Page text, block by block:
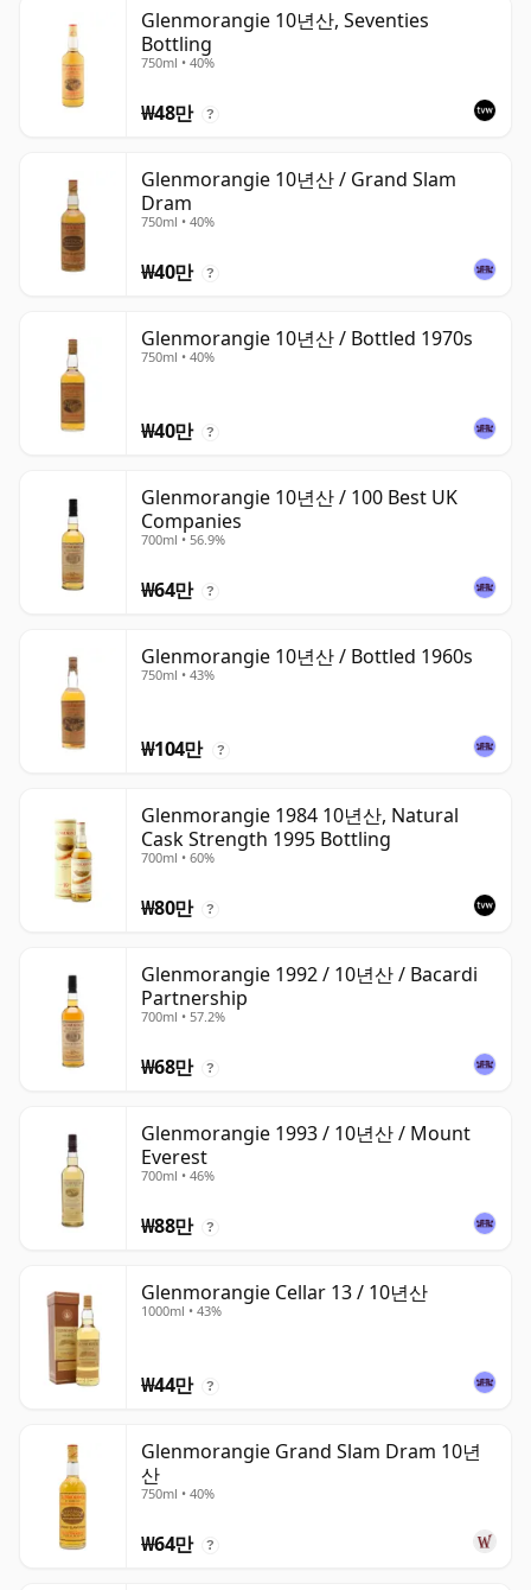
Glenmorangie 10년산, Seventies
Bottling
750ml • 40%
₩48만 ?
Glenmorangie 10년산 / Grand Slam
Dram
750ml • 40%
₩40만 ?
Glenmorangie 10년산 / Bottled 1970s
750ml • 40%
₩40만 ?
Glenmorangie 10년산 / 100 Best UK
Companies
700ml • 56.9%
₩64만 ?
Glenmorangie 10년산 / Bottled 1960s
750ml • 43%
₩104만 ?
Glenmorangie 1984 10년산, Natural
Cask Strength 1995 Bottling
700ml • 60%
₩80만 ?
Glenmorangie 1992 / 10년산 / Bacardi
Partnership
700ml • 57.2%
₩68만 ?
Glenmorangie 1993 / 10년산 / Mount
Everest
700ml • 46%
₩88만 ?
Glenmorangie Cellar 13 / 10년산
1000ml • 43%
₩44만 ?
Glenmorangie Grand Slam Dram 10년
산
750ml • 40%
₩64만 ?